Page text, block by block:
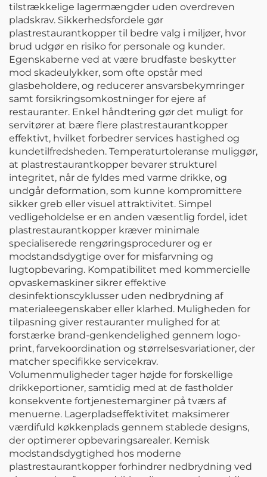
tilstrækkelige lagermængder uden overdreven
pladskrav. Sikkerhedsfordele gør
plastrestaurantkopper til bedre valg i miljøer, hvor
brud udgør en risiko for personale og kunder.
Egenskaberne ved at være brudfaste beskytter
mod skadeulykker, som ofte opstår med
glasbeholdere, og reducerer ansvarsbekymringer
samt forsikringsomkostninger for ejere af
restauranter. Enkel håndtering gør det muligt for
servitører at bære flere plastrestaurantkopper
effektivt, hvilket forbedrer services hastighed og
kundetilfredsheden. Temperaturtoleranse muliggør,
at plastrestaurantkopper bevarer strukturel
integritet, når de fyldes med varme drikke, og
undgår deformation, som kunne kompromittere
sikker greb eller visuel attraktivitet. Simpel
vedligeholdelse er en anden væsentlig fordel, idet
plastrestaurantkopper kræver minimale
specialiserede rengøringsprocedurer og er
modstandsdygtige over for misfarvning og
lugtopbevaring. Kompatibilitet med kommercielle
opvaskemaskiner sikrer effektive
desinfektionscyklusser uden nedbrydning af
materialeegenskaber eller klarhed. Muligheden for
tilpasning giver restauranter mulighed for at
forstærke brand-genkendelighed gennem logo-
print, farvekoordination og størrelsesvariationer, der
matcher specifikke servicekrav.
Volumenmuligheder tager højde for forskellige
drikkeportioner, samtidig med at de fastholder
konsekvente fortjenestemarginer på tværs af
menuerne. Lagerpladseffektivitet maksimerer
værdifuld køkkenplads gennem stablede designs,
der optimerer opbevaringsarealer. Kemisk
modstandsdygtighed hos moderne
plastrestaurantkopper forhindrer nedbrydning ved